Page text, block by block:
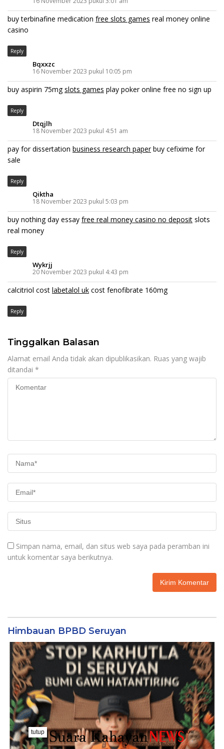
buy terbinafine medication free slots games real money online
casino
Reply
Bqxxzc
16 November 2023 pukul 10:05 pm
buy aspirin 75mgslots games play poker online free no sign up
Reply
Dtqjlh
18 November 2023 pukul 4:51 am
pay for dissertation business research paperbuy cefixime for
sale
Reply
Qiktha
18 November 2023 pukul 5:03 pm
buy nothing day essay free real money casino no deposit slots
real money
Reply
Wykrjj
20 November 2023 pukul 4:43 pm
calcitriol cost labetalol uk cost fenofibrate 160mg
Reply
Tinggalkan Balasan
Alamat email Anda tidak akan dipublikasikan. Ruas yang wajib
ditandai *
Simpan nama, email, dan situs web saya pada peramban ini
untuk komentar saya berikutnya.
Himbauan BPBD Seruyan
tutup
..........